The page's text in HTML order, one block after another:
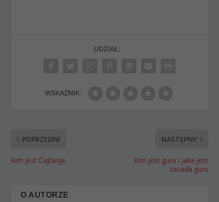
UDZIAŁ:
WSKAŹNIK:
POPRZEDNI
Kim jest Ćajtanja
NASTĘPNY
Kim jest guru i jaka jest
zasada guru
O AUTORZE